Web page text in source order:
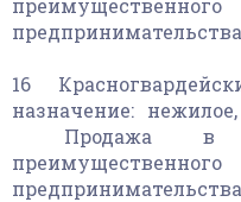
предпринимательства
16
назначение:
Продажа в
предпринимательства